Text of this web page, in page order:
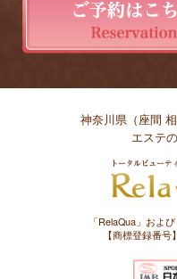
神奈川県（座間
エステ
「RelaQua」およ
【商標登録番